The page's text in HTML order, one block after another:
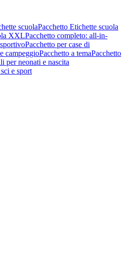
scuolaPacchetto Etichette scuola
XXLPacchetto completo: all-in-
Pacchetto per case di
campeggioPacchetto a temaPacchetto
per neonati e nascita
e sport